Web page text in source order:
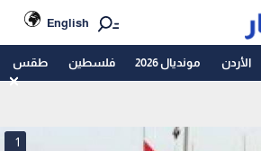
English
الأردن مونديال 2026 فلسطين طقس
1